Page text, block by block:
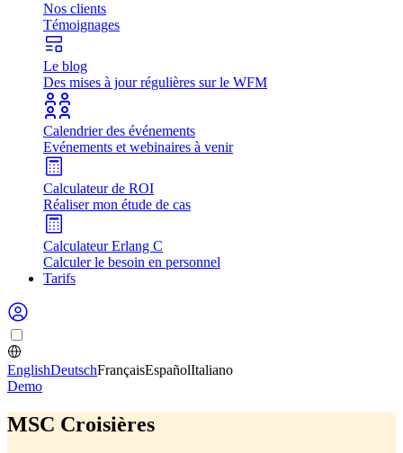
Nos clients
Témoignages
Le blog
Des mises à jour régulières sur le WFM
Calendrier des événements
Evénements et webinaires à venir
Calculateur de ROI
Réaliser mon étude de cas
Calculateur Erlang C
Calculer le besoin en personnel
Tarifs
EnglishDeutschFrançaisEspañolItaliano
Demo
MSC Croisières